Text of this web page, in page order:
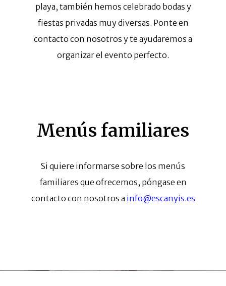
playa, también hemos celebrado bodas y
fiestas privadas muy diversas. Ponte en
contacto con nosotros y te ayudaremos a
organizar el evento perfecto.
Menús familiares
Si quiere informarse sobre los menús
familiares que ofrecemos, póngase en
contacto con nosotros a info@escanyis.es